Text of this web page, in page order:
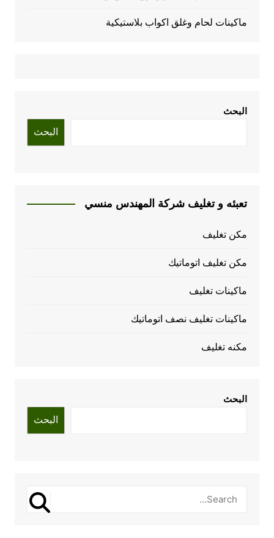
ماكينات لحام وغلق اكواب بلاستيكية
البحث
البحث
تعبئه و تغليف شركة المهندس منسي
مكن تغليف
مكن تغليف اتوماتيك
ماكينات تغليف
ماكينات تغليف نصف اتوماتيك
مكنه تغليف
البحث
البحث